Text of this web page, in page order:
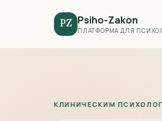
PZ Psiho-Zakon
ПЛАТФОРМА ДЛЯ
КЛИНИЧЕСКИМ